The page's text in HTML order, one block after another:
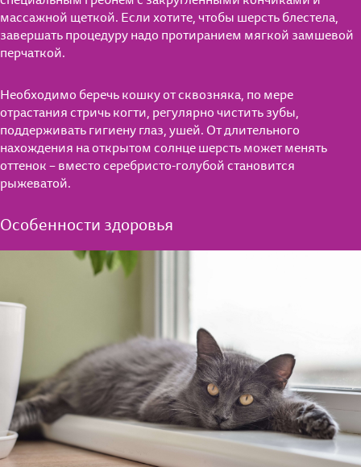
массажной щеткой. Если хотите, чтобы шерсть блестела,
завершать процедуру надо протиранием мягкой замшевой
перчаткой.
Необходимо беречь кошку от сквозняка, по мере
отрастания стричь когти, регулярно чистить зубы,
поддерживать гигиену глаз, ушей. От длительного
нахождения на открытом солнце шерсть может менять
оттенок – вместо серебристо-голубой становится
рыжеватой.
Особенности здоровья